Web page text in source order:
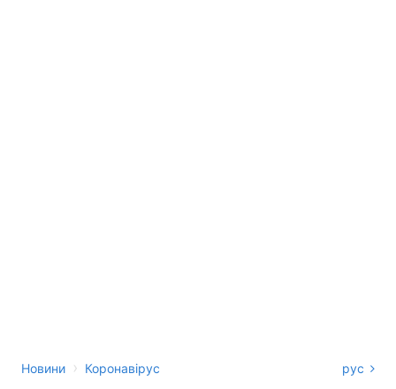
Новини › Коронавірус рус